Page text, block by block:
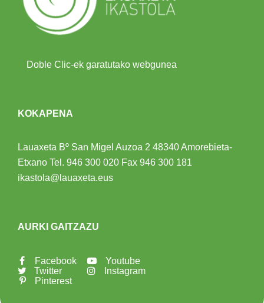
Doble Clic-ek garatutako webgunea
KOKAPENA
Lauaxeta Bº San Migel Auzoa 2 48340 Amorebieta-
Etxano Tel. 946 300 020 Fax 946 300 181
ikastola@lauaxeta.eus
AURKI GAITZAZU
Facebook
Twitter
Pinterest
Youtube
Instagram